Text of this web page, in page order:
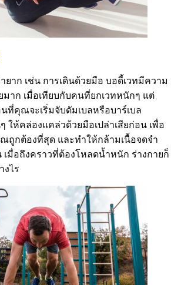
าก เช่น การเดินด้วยมือ บอดี้เวทมีความ
มาก เมื่อเทียบกับคนที่ยกเวทหนักๆ แต่
ที่คุณจะเริ่มจับดัมเบลหรือบาร์เบล
ให้คล่องแคล่วด้วยมือเปล่าเสียก่อน เพื่อ
ถูกต้องที่สุด และทำให้กล้ามเนื้อจดจำ
เมื่อถึงคราวที่ต้องโหลดน้ำหนัก ร่างกายก็
งไร